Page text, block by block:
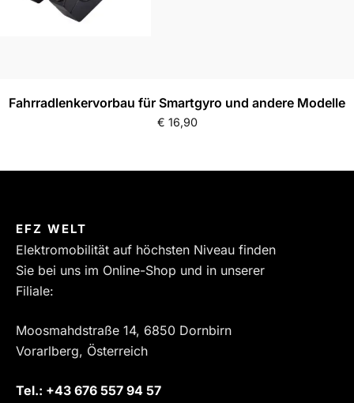
Fahrradlenkervorbau für Smartgyro und andere Modelle
€ 16,90
EFZ WELT
Elektromobilität auf höchsten Niveau finden
Sie bei uns im Online-Shop und in unserer
Filiale:
Moosmahdstraße 14, 6850 Dornbirn
Vorarlberg, Österreich
Tel.: ‎+43 676 557 94 57